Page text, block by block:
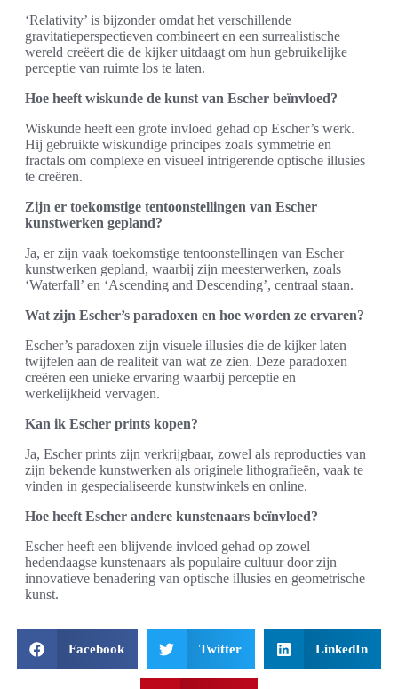
‘Relativity’ is bijzonder omdat het verschillende
gravitatieperspectieven combineert en een surrealistische
wereld creëert die de kijker uitdaagt om hun gebruikelijke
perceptie van ruimte los te laten.
Hoe heeft wiskunde de kunst van Escher beïnvloed?
Wiskunde heeft een grote invloed gehad op Escher’s werk.
Hij gebruikte wiskundige principes zoals symmetrie en
fractals om complexe en visueel intrigerende optische illusies
te creëren.
Zijn er toekomstige tentoonstellingen van Escher
kunstwerken gepland?
Ja, er zijn vaak toekomstige tentoonstellingen van Escher
kunstwerken gepland, waarbij zijn meesterwerken, zoals
‘Waterfall’ en ‘Ascending and Descending’, centraal staan.
Wat zijn Escher’s paradoxen en hoe worden ze ervaren?
Escher’s paradoxen zijn visuele illusies die de kijker laten
twijfelen aan de realiteit van wat ze zien. Deze paradoxen
creëren een unieke ervaring waarbij perceptie en
werkelijkheid vervagen.
Kan ik Escher prints kopen?
Ja, Escher prints zijn verkrijgbaar, zowel als reproducties van
zijn bekende kunstwerken als originele lithografieën, vaak te
vinden in gespecialiseerde kunstwinkels en online.
Hoe heeft Escher andere kunstenaars beïnvloed?
Escher heeft een blijvende invloed gehad op zowel
hedendaagse kunstenaars als populaire cultuur door zijn
innovatieve benadering van optische illusies en geometrische
kunst.
Facebook Twitter LinkedIn